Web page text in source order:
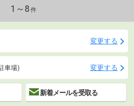
1～8 件
変更する
車場) 変更する
新着メールを受取る